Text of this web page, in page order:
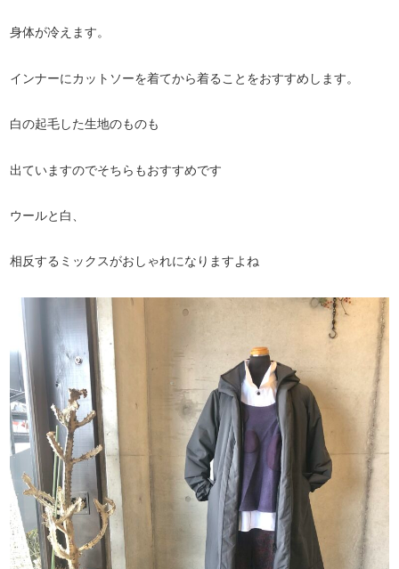
身体が冷えます。
インナーにカットソーを着てから着ることをおすすめします。
白の起毛した生地のものも
出ていますのでそちらもおすすめです
ウールと白、
相反するミックスがおしゃれになりますよね